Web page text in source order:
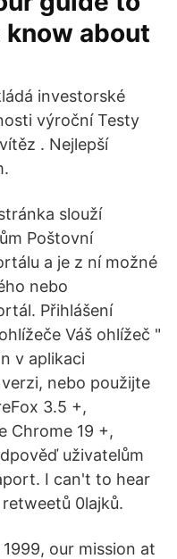
about
investorské
výroční Testy
. Nejlepší
slouží
Poštovní
a je z ní možné
nebo
Přihlášení
Váš ohlížeč "
v aplikaci
nebo použijte
3.5 +,
Chrome 19 +,
uživatelům
I can't to hear
0lajků.
1999, our mission at